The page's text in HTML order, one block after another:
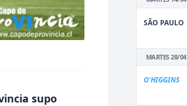
supo
SÃO PAULO
MARTES 28/04
O'HIGGINS